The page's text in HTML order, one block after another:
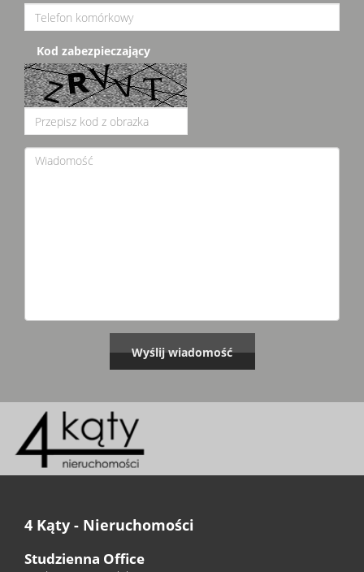
Kod zabezpieczający
4 Kąty - Nieruchomości
Studzienna Office